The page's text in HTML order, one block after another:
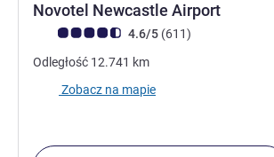
Novotel Newcastle Airport
Ocena klientów (Ocena ALL)
4.6/5 (611Liczba opinii
)
Odległość 12.741 km
Zobacz na mapie